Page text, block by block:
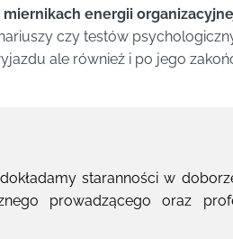
energii
czy testów
ale również i po jego
staranności w
prowadzącego oraz